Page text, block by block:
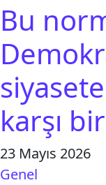
Bu
karşı
23 Mayıs 2026
Genel